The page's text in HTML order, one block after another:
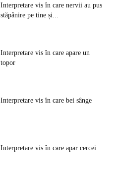
Interpretare vis în care nervii au pus
stăpânire pe tine și...
Interpretare vis în care apare un
topor
Interpretare vis în care bei sânge
Interpretare vis în care apar cercei